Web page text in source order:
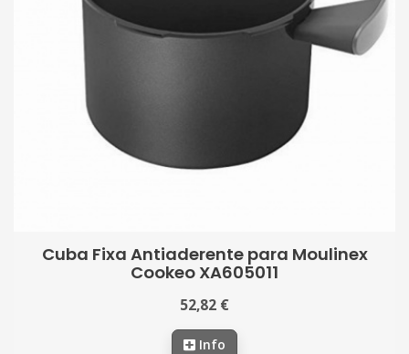
Cuba Fixa Antiaderente para Moulinex
Cookeo XA605011
52,82 €
Info